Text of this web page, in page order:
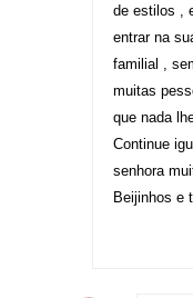
de estilos ,
entrar na
familial ,
muitas
que nada
Continue
senhora
Beijinhos e